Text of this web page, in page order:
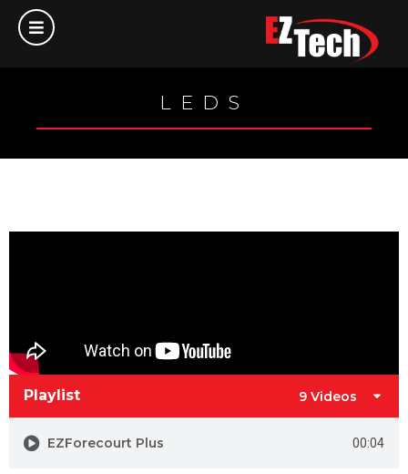
LEDS
Playlist 9 Videos
EZForecourt Plus 00:04